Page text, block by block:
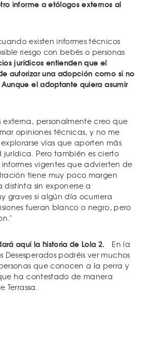
informe a etólogos externos al
existen informes técnicos
riesgo con bebés o personas
jurídicos entienden que el
autorizar una adopción como si no
el adoptante quiera asumir
personalmente creo que
opiniones técnicas, y no me
vías que aporten más
jurídica. Pero también es cierto
vigentes que advierten de
tiene muy poco margen
sin exponerse a
graves si algún día ocurriera
fueran blanco o negro, pero
aquí la historia de Lola 2.
En la
podréis ver muchos
que conocen a la perra y
ha contestado de manera